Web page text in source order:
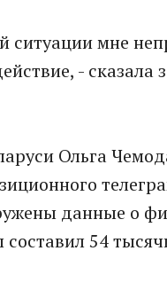
ситуации мне
- сказала
Ольга
данные о
54